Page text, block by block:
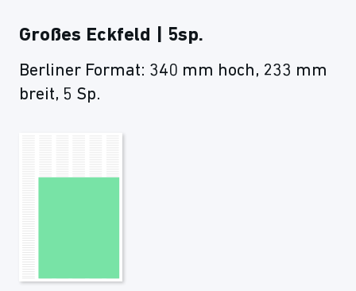
Großes Eckfeld | 5sp.
Berliner Format: 340 mm hoch, 233 mm
breit, 5 Sp.